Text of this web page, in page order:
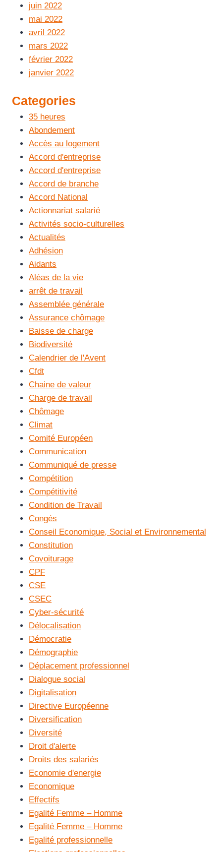
juin 2022
mai 2022
avril 2022
mars 2022
février 2022
janvier 2022
Categories
35 heures
Abondement
Accès au logement
Accord d'entreprise
Accord d'entreprise
Accord de branche
Accord National
Actionnariat salarié
Activités socio-culturelles
Actualités
Adhésion
Aidants
Aléas de la vie
arrêt de travail
Assemblée générale
Assurance chômage
Baisse de charge
Biodiversité
Calendrier de l'Avent
Cfdt
Chaine de valeur
Charge de travail
Chômage
Climat
Comité Européen
Communication
Communiqué de presse
Compétition
Compétitivité
Condition de Travail
Congés
Conseil Economique, Social et Environnemental
Constitution
Covoiturage
CPF
CSE
CSEC
Cyber-sécurité
Délocalisation
Démocratie
Démographie
Déplacement professionnel
Dialogue social
Digitalisation
Directive Européenne
Diversification
Diversité
Droit d'alerte
Droits des salariés
Economie d'energie
Economique
Effectifs
Egalité Femme – Homme
Egalité Femme – Homme
Egalité professionnelle